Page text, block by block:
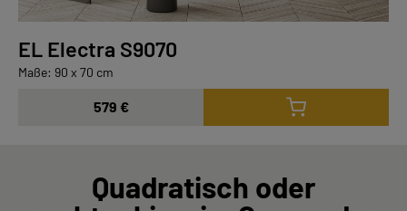
EL Electra S9070
Maße: 90 x 70 cm
579 €
Quadratisch oder